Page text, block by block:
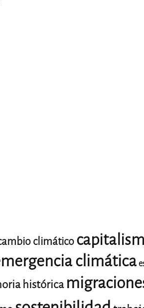
climático
climática
histórica